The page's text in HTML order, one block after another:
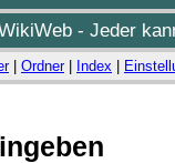
- Jeder
| Ordner| Index